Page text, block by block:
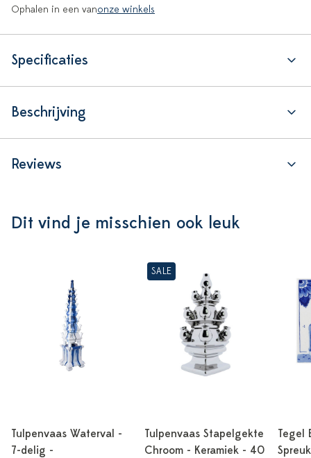
Ophalen in een vanonze winkels
Specificaties
Beschrijving
Reviews
Dit vind je misschien ook leuk
Tulpenvaas Waterval -
7-delig -
SALE
Tulpenvaas Stapelgekte
Chroom - Keramiek - 40
Tegel